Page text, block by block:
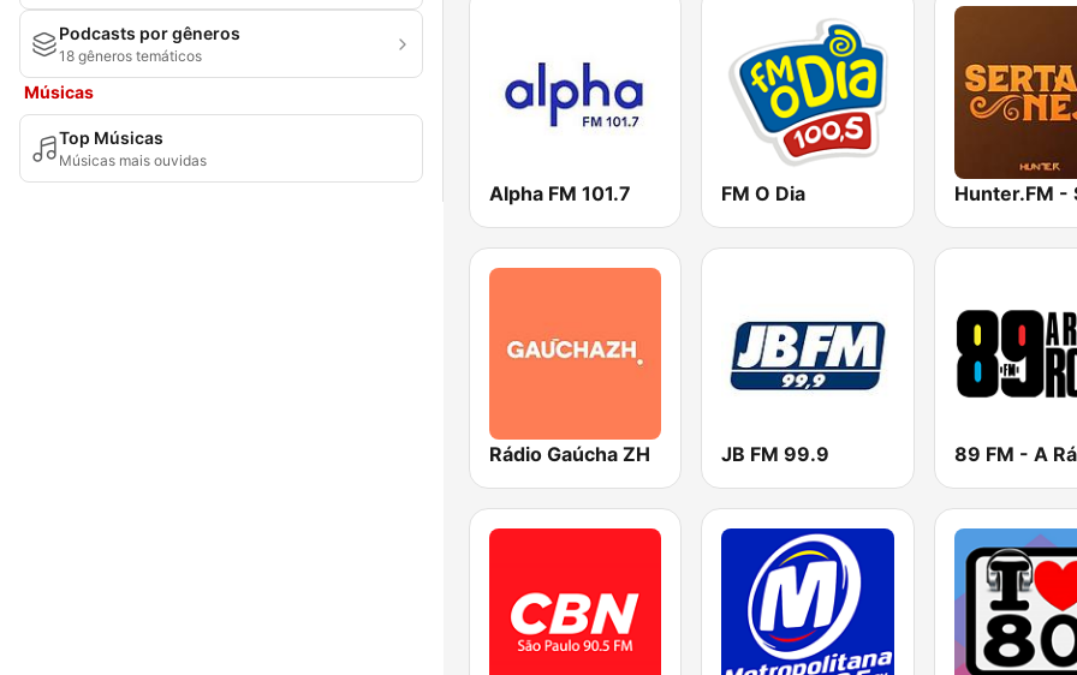
Podcasts por gêneros
18 gêneros temáticos
Músicas
Top Músicas
Músicas mais ouvidas
Alpha FM 101.7 FM O Dia
Rádio Gaúcha ZH JB FM 99.9